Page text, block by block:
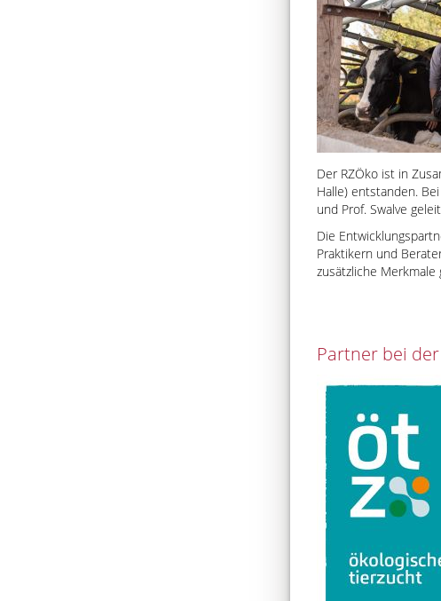
Der RZÖko ist in
Halle) entstanden.
und Prof. Swalve
Die
Praktikern und
zusätzliche Merkmale
Partner bei